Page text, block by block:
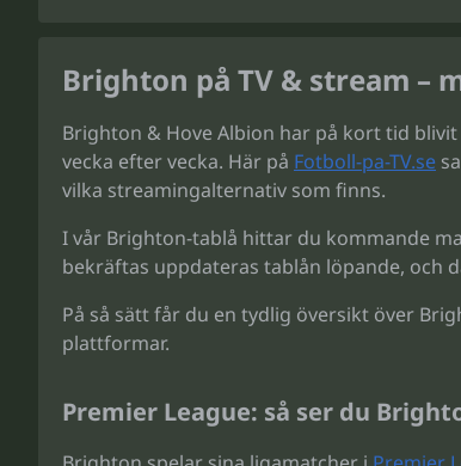
Brighton på TV & stream –
Brighton & Hove Albion har på kort tid
vecka efter vecka. Här på Fotboll-pa-TV.se
vilka streamingalternativ som finns.
I vår Brighton-tablå hittar du kommande
bekräftas uppdateras tablån löpande, och
På så sätt får du en tydlig översikt över
plattformar.
Premier League: så ser du